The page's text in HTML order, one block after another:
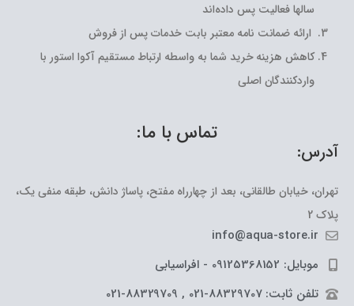
سالها فعالیت پس داده‌اند
ارائه ضمانت نامه معتبر بابت خدمات پس از فروش
کاهش هزینه خرید شما به واسطه ارتباط مستقیم آکوا استور با
واردکنندگان اصلی
تماس با ما:
آدرس:
تهران، خیابان طالقانی، بعد از چهارراه مفتح، پاساژ دانش، طبقه منفی یک،
پلاک 2
info@aqua-store.ir
موبایل: 09125368152 - افراسیابی
تلفن ثابت: 88329707-021 , 88329709-021